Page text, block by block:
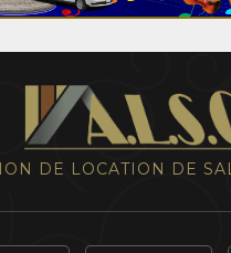
DE LOCATION DE